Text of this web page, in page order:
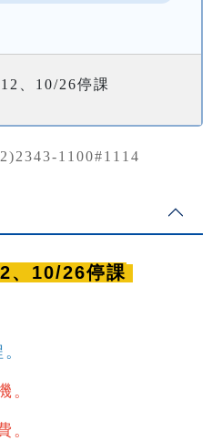
、10/26停課
1100#1114
、10/26停課
。
。